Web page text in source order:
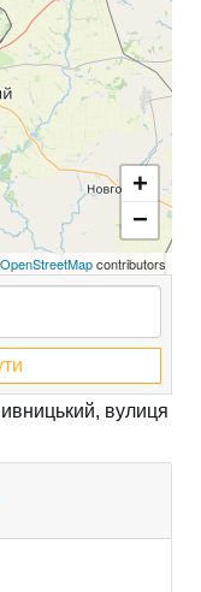
+
−
OpenStreetMapcontributors
вулиця